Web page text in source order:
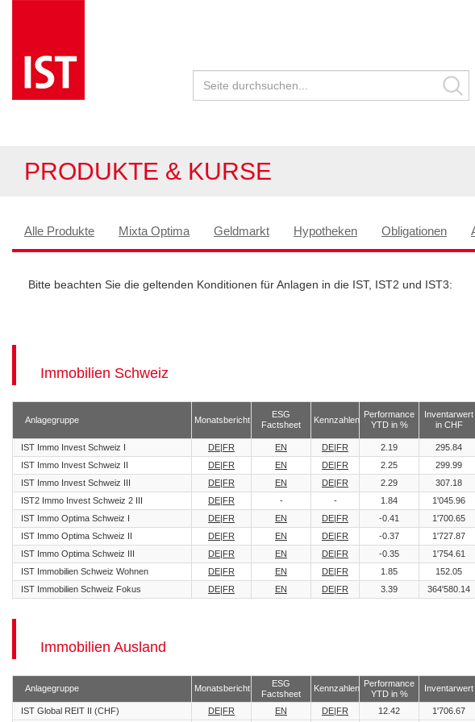
PRODUKTE & KURSE
Alle Produkte Mixta Optima Geldmarkt Hypotheken Obligationen
Bitte beachten Sie die geltenden Konditionen für Anlagen in die IST, IST2 und IST3:
Immobilien Schweiz
Anlagegruppe Monatsbericht
ESG
Factsheet
Kennzahlen
Performance
YTD in %
Inventarwert
in CHF
IST Immo Invest Schweiz I DE FR EN DE FR 2.19 295.84
IST Immo Invest Schweiz II
DE FR EN DE FR 2.25 299.99
IST Immo Invest Schweiz III
DE FR EN DE FR 2.29 307.18
IST2 Immo Invest Schweiz 2 III
DE FR - - 1.84 1'045.96
IST Immo Optima Schweiz I
DE FR EN DE FR -0.41 1'700.65
IST Immo Optima Schweiz II
DE FR EN DE FR -0.37 1'727.87
IST Immo Optima Schweiz III
DE FR EN DE FR -0.35 1'754.61
IST Immobilien Schweiz Wohnen
DE FR EN DE FR 1.85 152.05
IST Immobilien Schweiz Fokus
DE FR EN DE FR 3.39 364'580.14
Immobilien Ausland
Anlagegruppe Monatsbericht
ESG
Factsheet
Kennzahlen
Performance
YTD in %
Inventarwert
IST Global REIT II (CHF)
DE FR EN DE FR 12.42 1'706.67